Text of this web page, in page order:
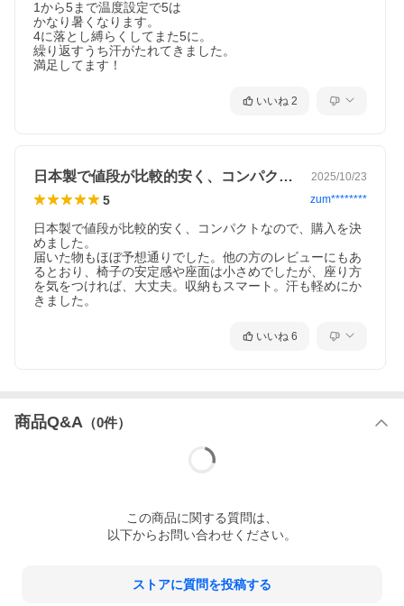
1から5まで温度設定で5は
かなり暑くなります。
4に落とし縛らくしてまた5に。
繰り返すうち汗がたれてきました。
満足してます！
いいね 2
日本製で値段が比較的安く、コンパクトな… 2025/10/23
5 zum********
日本製で値段が比較的安く、コンパクトなので、購入を決
めました。
届いた物もほぼ予想通りでした。他の方のレビューにもあ
るとおり、椅子の安定感や座面は小さめでしたが、座り方
を気をつければ、大丈夫。収納もスマート。汗も軽めにか
きました。
いいね 6
商品Q&A （0件）
この商品に関する質問は、
以下からお問い合わせください。
ストアに質問を投稿する